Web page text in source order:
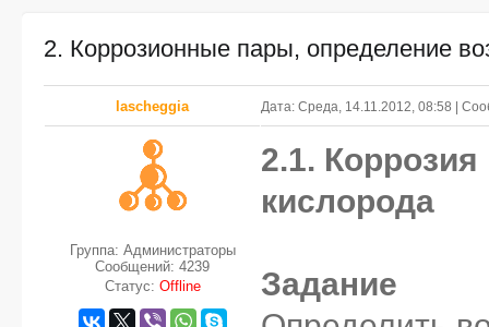
2. Коррозионные пары, определение
lascheggia Дата: Среда, 14.11.2012, 08:58 |
Группа: Администраторы
Сообщений: 4239
Статус: Offline
2.1.
кислорода
Задание